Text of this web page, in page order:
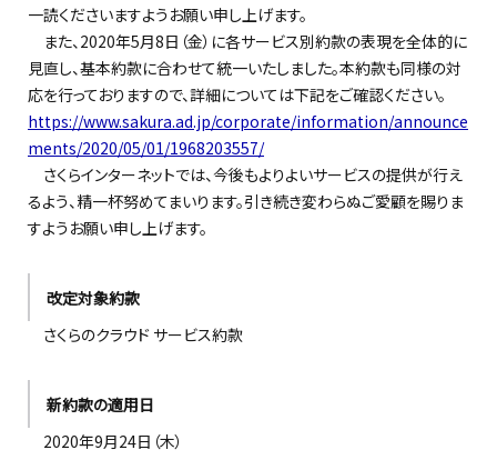
一読くださいますようお願い申し上げます。
また、2020年5月8日（金）に各サービス別約款の表現を全体的に
見直し、基本約款に合わせて統一いたしました。本約款も同様の対
応を行っておりますので、詳細については下記をご確認ください。
https://www.sakura.ad.jp/corporate/information/announce
ments/2020/05/01/1968203557/
さくらインターネットでは、今後もよりよいサービスの提供が行え
るよう、精一杯努めてまいります。引き続き変わらぬご愛顧を賜りま
すようお願い申し上げます。
改定対象約款
さくらのクラウド サービス約款
新約款の適用日
2020年9月24日（木）